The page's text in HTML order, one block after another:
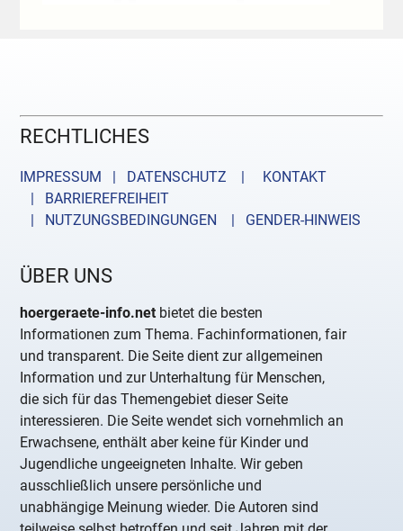
RECHTLICHES
IMPRESSUM | DATENSCHUTZ |
KONTAKT
| BARRIEREFREIHEIT
| NUTZUNGSBEDINGUNGEN
| GENDER-HINWEIS
ÜBER UNS
hoergeraete-info.net bietet die besten
Informationen zum Thema. Fachinformationen, fair
und transparent. Die Seite dient zur allgemeinen
Information und zur Unterhaltung für Menschen,
die sich für das Themengebiet dieser Seite
interessieren. Die Seite wendet sich vornehmlich an
Erwachsene, enthält aber keine für Kinder und
Jugendliche ungeeigneten Inhalte. Wir geben
ausschließlich unsere persönliche und
unabhängige Meinung wieder. Die Autoren sind